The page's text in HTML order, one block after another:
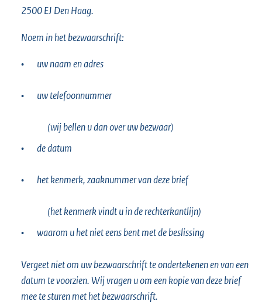
2500 EJ Den Haag.
Noem in het bezwaarschrift:
• uw naam en adres
• uw telefoonnummer
(wij bellen u dan over uw bezwaar)
•
de datum
• het kenmerk, zaaknummer van deze brief
(het kenmerk vindt u in de rechterkantlijn)
•
waarom u het niet eens bent met de beslissing
Vergeet niet om uw bezwaarschrift te ondertekenen en van een
datum te voorzien. Wij vragen u om een kopie van deze brief
mee te sturen met het bezwaarschrift.